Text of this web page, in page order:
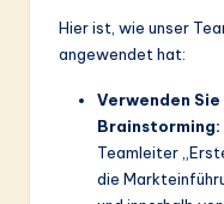
Hier ist, wie unser
angewendet hat:
Verwenden Sie
Brainstorming:
Teamleiter
die